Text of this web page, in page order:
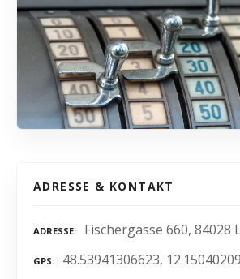
ADRESSE & KONTAKT
ADRESSE Fischergasse 660, 84028
GPS 48.53941306623,